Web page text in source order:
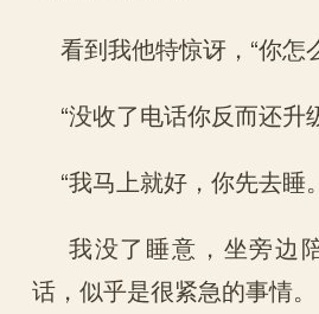
看到我他特惊讶，“你怎
“没收了电话你反而还升
“我马上就好，你先去睡
我没了睡意，坐旁边
话，似乎是很紧急的事情。